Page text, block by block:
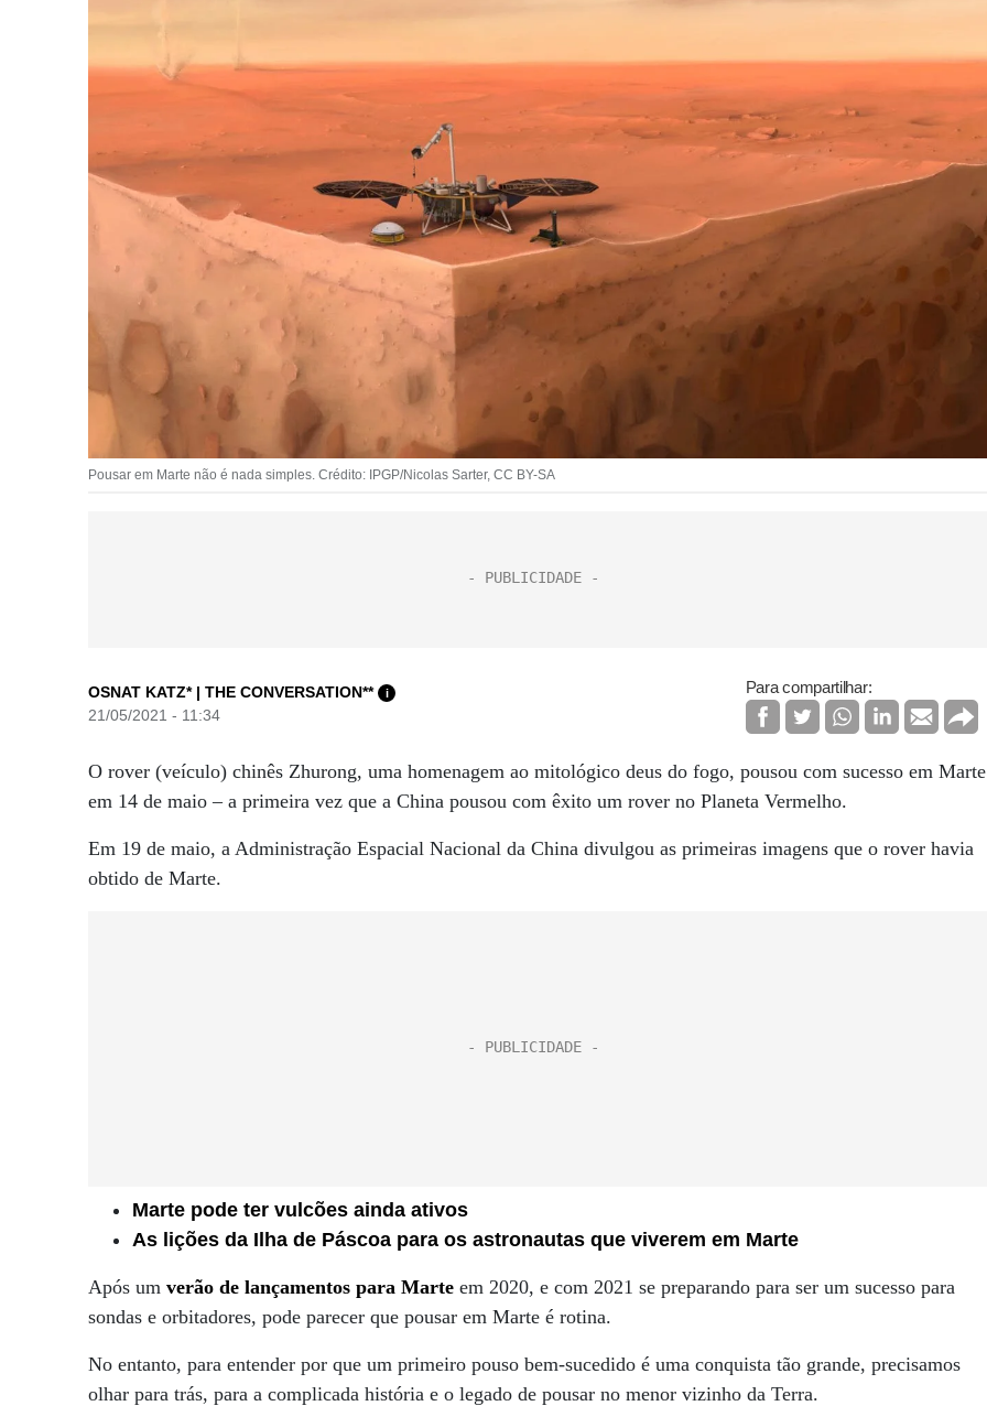
Pousar em Marte não é nada simples. Crédito: IPGP/Nicolas Sarter, CC BY-SA
OSNAT KATZ* | THE CONVERSATION** i
21/05/2021 - 11:34
Para compartilhar:
O rover (veículo) chinês Zhurong, uma homenagem ao mitológico deus do fogo, pousou com sucesso em Marte
em 14 de maio – a primeira vez que a China pousou com êxito um rover no Planeta Vermelho.
Em 19 de maio, a Administração Espacial Nacional da China divulgou as primeiras imagens que o rover havia
obtido de Marte.
Marte pode ter vulcões ainda ativos
As lições da Ilha de Páscoa para os astronautas que viverem em Marte
Após um verão de lançamentos para Marte em 2020, e com 2021 se preparando para ser um sucesso para
sondas e orbitadores, pode parecer que pousar em Marte é rotina.
No entanto, para entender por que um primeiro pouso bem-sucedido é uma conquista tão grande, precisamos
olhar para trás, para a complicada história e o legado de pousar no menor vizinho da Terra.